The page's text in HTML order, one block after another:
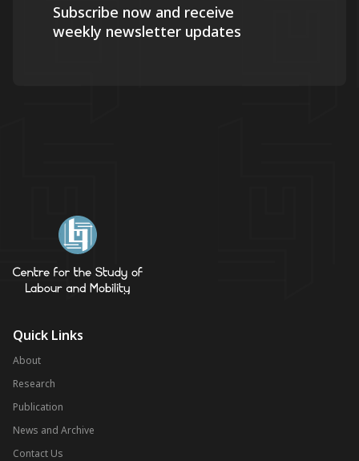
Subscribe now and receive
weekly newsletter updates
Quick Links
About
Research
Publication
News and Archive
Contact Us